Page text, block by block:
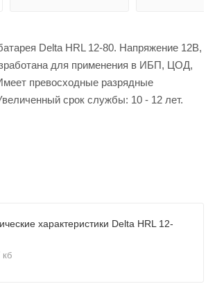
Delta HRL 12-80. Напряжение 12В,
для применения в ИБП, ЦОД,
превосходные разрядные
срок службы: 10 - 12 лет.
характеристики Delta HRL 12-
кб